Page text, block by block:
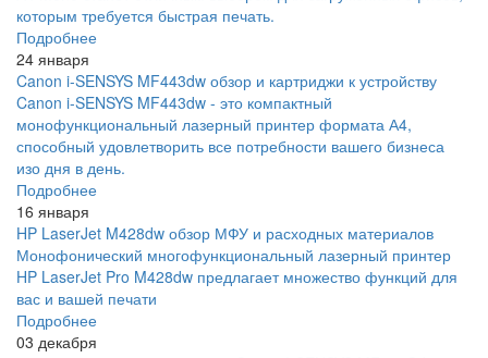
которым требуется быстрая печать.
Подробнее
24 января
Canon i-SENSYS MF443dw обзор и картриджи к устройству
Canon i-SENSYS MF443dw - это компактный
монофункциональный лазерный принтер формата А4,
способный удовлетворить все потребности вашего бизнеса
изо дня в день.
Подробнее
16 января
HP LaserJet M428dw обзор МФУ и расходных материалов
Монофонический многофункциональный лазерный принтер
HP LaserJet Pro M428dw предлагает множество функций для
вас и вашей печати
Подробнее
03 декабря